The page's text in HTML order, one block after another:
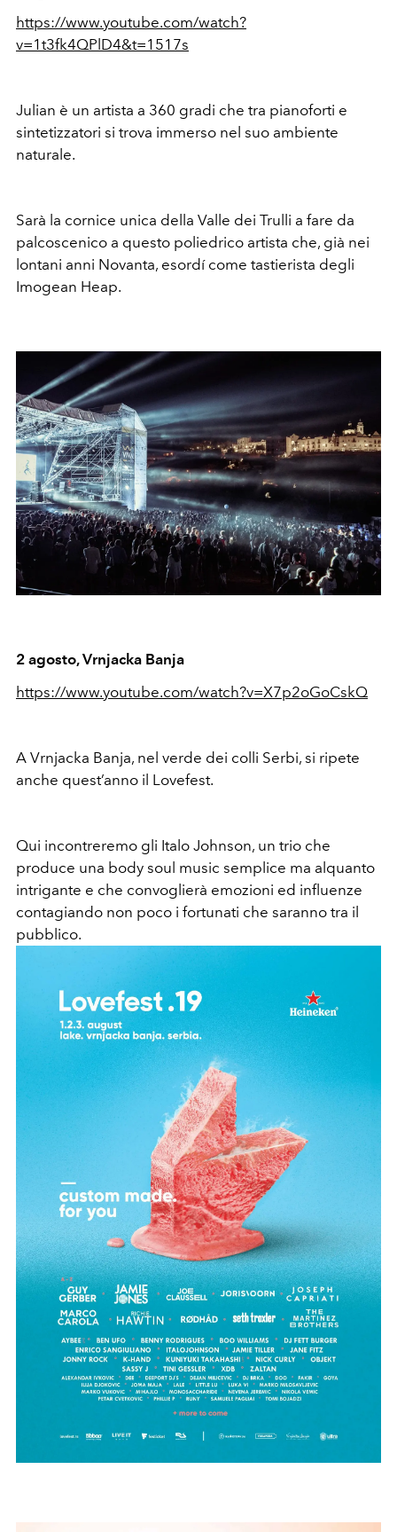
https://www.youtube.com/watch?
v=1t3fk4QPlD4&t=1517s
Julian è un artista a 360 gradi che tra pianoforti e
sintetizzatori si trova immerso nel suo ambiente
naturale.
Sarà la cornice unica della Valle dei Trulli a fare da
palcoscenico a questo poliedrico artista che, già nei
lontani anni Novanta, esordí come tastierista degli
Imogean Heap.
2 agosto, Vrnjacka Banja
https://www.youtube.com/watch?v=X7p2oGoCskQ
A Vrnjacka Banja, nel verde dei colli Serbi, si ripete
anche quest’anno il Lovefest.
Qui incontreremo gli Italo Johnson, un trio che
produce una body soul music semplice ma alquanto
intrigante e che convoglierà emozioni ed influenze
contagiando non poco i fortunati che saranno tra il
pubblico.